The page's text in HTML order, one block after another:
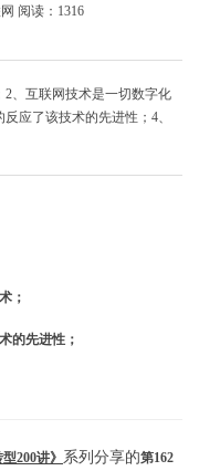
阅读：1316
2、互联网技术是一切数字化
应了该技术的先进性；4、
；
的先进性；
200讲》 系列分享的第162